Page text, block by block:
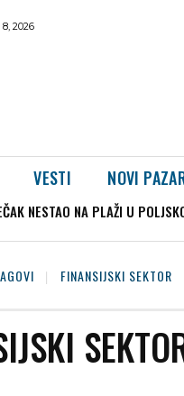
2026
VESTI NOVI
NESTAO NA PLAŽI U
FINANSIJSKI SEKTOR